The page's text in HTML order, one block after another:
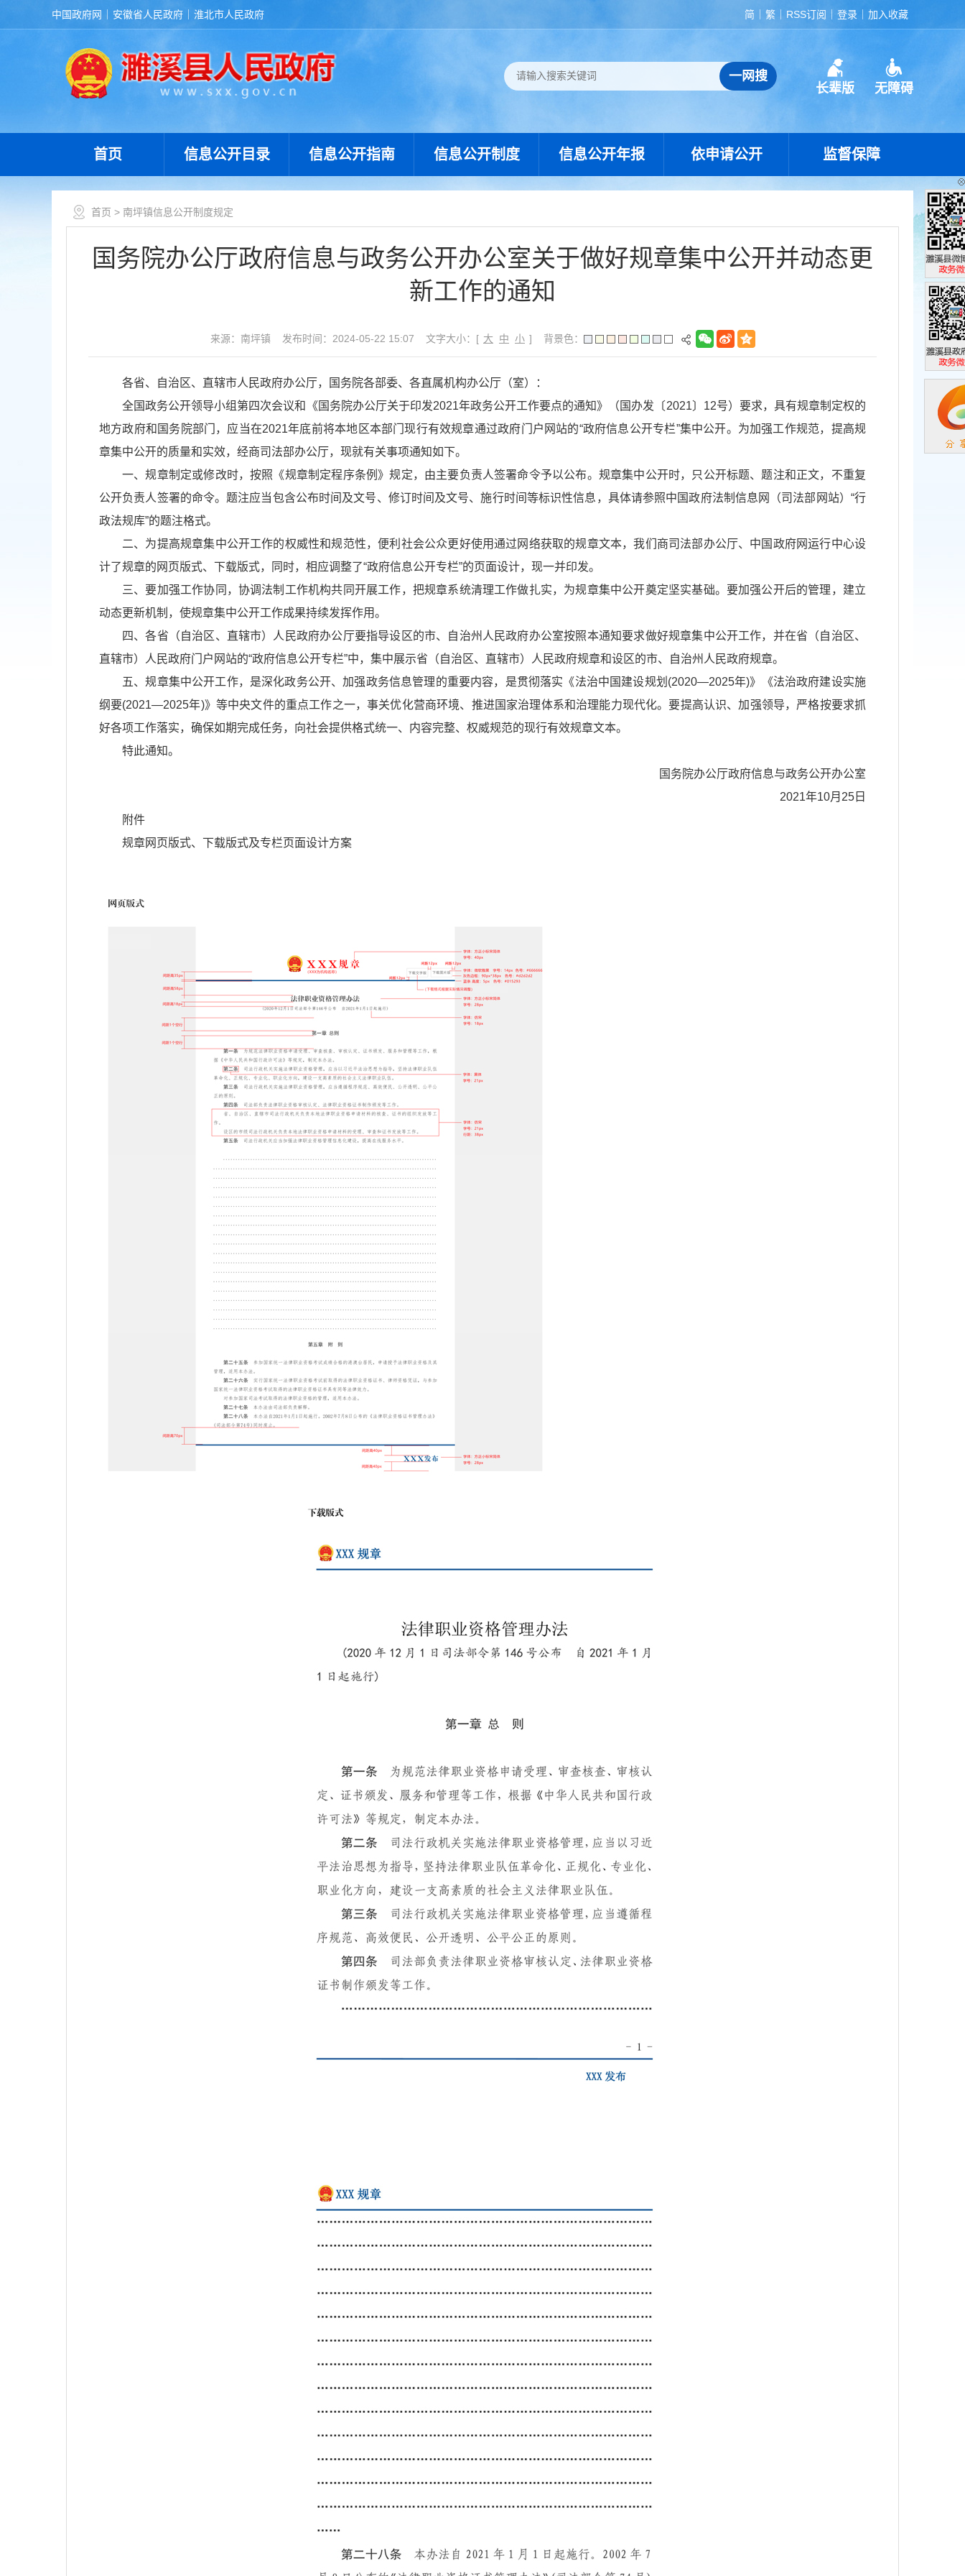
中国政府网 安徽省人民政府 淮北市人民政府 简 繁 RSS订阅 登录 加入收藏
长辈版 无障碍
首页 信息公开目录 信息公开指南 信息公开制度 信息公开年报 依申请公开 监督保障
首页 > 南坪镇信息公开制度规定
国务院办公厅政府信息与政务公开办公室关于做好规章集中公开并动态更
新工作的通知
来源：南坪镇 发布时间：2024-05-22 15:07 文字大小：[ 大 中 小 ] 背景色：
各省、自治区、直辖市人民政府办公厅，国务院各部委、各直属机构办公厅（室）：
全国政务公开领导小组第四次会议和《国务院办公厅关于印发2021年政务公开工作要点的通知》（国办发〔2021〕12号）要求，具有规章制定权的
地方政府和国务院部门，应当在2021年底前将本地区本部门现行有效规章通过政府门户网站的“政府信息公开专栏”集中公开。为加强工作规范，提高规
章集中公开的质量和实效，经商司法部办公厅，现就有关事项通知如下。
一、规章制定或修改时，按照《规章制定程序条例》规定，由主要负责人签署命令予以公布。规章集中公开时，只公开标题、题注和正文，不重复
公开负责人签署的命令。题注应当包含公布时间及文号、修订时间及文号、施行时间等标识性信息，具体请参照中国政府法制信息网（司法部网站）“行
政法规库”的题注格式。
二、为提高规章集中公开工作的权威性和规范性，便利社会公众更好使用通过网络获取的规章文本，我们商司法部办公厅、中国政府网运行中心设
计了规章的网页版式、下载版式，同时，相应调整了“政府信息公开专栏”的页面设计，现一并印发。
三、要加强工作协同，协调法制工作机构共同开展工作，把规章系统清理工作做扎实，为规章集中公开奠定坚实基础。要加强公开后的管理，建立
动态更新机制，使规章集中公开工作成果持续发挥作用。
四、各省（自治区、直辖市）人民政府办公厅要指导设区的市、自治州人民政府办公室按照本通知要求做好规章集中公开工作，并在省（自治区、
直辖市）人民政府门户网站的“政府信息公开专栏”中，集中展示省（自治区、直辖市）人民政府规章和设区的市、自治州人民政府规章。
五、规章集中公开工作，是深化政务公开、加强政务信息管理的重要内容，是贯彻落实《法治中国建设规划(2020—2025年)》《法治政府建设实施
纲要(2021—2025年)》等中央文件的重点工作之一，事关优化营商环境、推进国家治理体系和治理能力现代化。要提高认识、加强领导，严格按要求抓
好各项工作落实，确保如期完成任务，向社会提供格式统一、内容完整、权威规范的现行有效规章文本。
特此通知。
国务院办公厅政府信息与政务公开办公室
2021年10月25日
附件
规章网页版式、下载版式及专栏页面设计方案
濉溪县政
政务微博
濉溪县政
政务微信